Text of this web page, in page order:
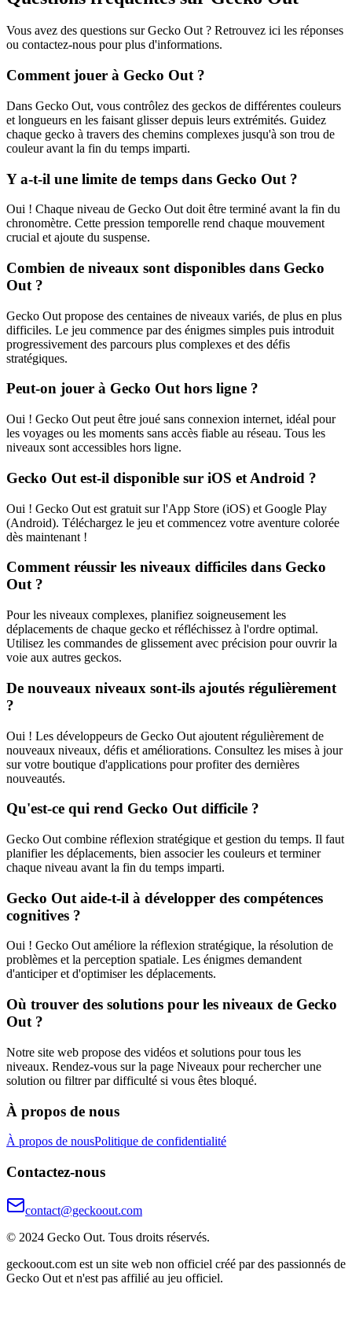
Vous avez des questions sur Gecko Out ? Retrouvez ici les réponses
ou contactez-nous pour plus d'informations.
Comment jouer à Gecko Out ?
Dans Gecko Out, vous contrôlez des geckos de différentes couleurs
et longueurs en les faisant glisser depuis leurs extrémités. Guidez
chaque gecko à travers des chemins complexes jusqu'à son trou de
couleur avant la fin du temps imparti.
Y a-t-il une limite de temps dans Gecko Out ?
Oui ! Chaque niveau de Gecko Out doit être terminé avant la fin du
chronomètre. Cette pression temporelle rend chaque mouvement
crucial et ajoute du suspense.
Combien de niveaux sont disponibles dans Gecko
Out ?
Gecko Out propose des centaines de niveaux variés, de plus en plus
difficiles. Le jeu commence par des énigmes simples puis introduit
progressivement des parcours plus complexes et des défis
stratégiques.
Peut-on jouer à Gecko Out hors ligne ?
Oui ! Gecko Out peut être joué sans connexion internet, idéal pour
les voyages ou les moments sans accès fiable au réseau. Tous les
niveaux sont accessibles hors ligne.
Gecko Out est-il disponible sur iOS et Android ?
Oui ! Gecko Out est gratuit sur l'App Store (iOS) et Google Play
(Android). Téléchargez le jeu et commencez votre aventure colorée
dès maintenant !
Comment réussir les niveaux difficiles dans Gecko
Out ?
Pour les niveaux complexes, planifiez soigneusement les
déplacements de chaque gecko et réfléchissez à l'ordre optimal.
Utilisez les commandes de glissement avec précision pour ouvrir la
voie aux autres geckos.
De nouveaux niveaux sont-ils ajoutés régulièrement
?
Oui ! Les développeurs de Gecko Out ajoutent régulièrement de
nouveaux niveaux, défis et améliorations. Consultez les mises à jour
sur votre boutique d'applications pour profiter des dernières
nouveautés.
Qu'est-ce qui rend Gecko Out difficile ?
Gecko Out combine réflexion stratégique et gestion du temps. Il faut
planifier les déplacements, bien associer les couleurs et terminer
chaque niveau avant la fin du temps imparti.
Gecko Out aide-t-il à développer des compétences
cognitives ?
Oui ! Gecko Out améliore la réflexion stratégique, la résolution de
problèmes et la perception spatiale. Les énigmes demandent
d'anticiper et d'optimiser les déplacements.
Où trouver des solutions pour les niveaux de Gecko
Out ?
Notre site web propose des vidéos et solutions pour tous les
niveaux. Rendez-vous sur la page Niveaux pour rechercher une
solution ou filtrer par difficulté si vous êtes bloqué.
À propos de nous
À propos de nousPolitique de confidentialité
Contactez-nous
contact@geckoout.com
© 2024 Gecko Out. Tous droits réservés.
geckoout.com est un site web non officiel créé par des passionnés de
Gecko Out et n'est pas affilié au jeu officiel.